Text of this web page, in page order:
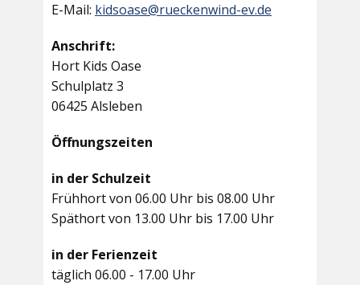
E-Mail: kidsoase@rueckenwind-ev.de
Anschrift:
Hort Kids Oase
Schulplatz 3
06425 Alsleben
Öffnungszeiten
in der Schulzeit
Frühhort von 06.00 Uhr bis 08.00 Uhr
Späthort von 13.00 Uhr bis 17.00 Uhr
in der Ferienzeit
täglich 06.00 - 17.00 Uhr